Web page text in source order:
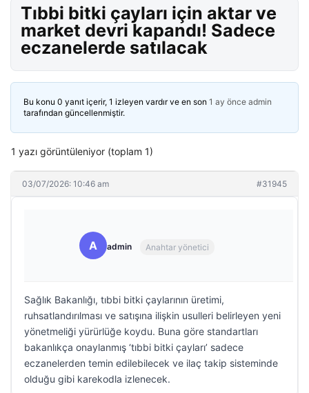
Tıbbi bitki çayları için aktar ve
market devri kapandı! Sadece
eczanelerde satılacak
Bu konu 0 yanıt içerir, 1 izleyen vardır ve en son 1 ay önce admin
tarafından güncellenmiştir.
1 yazı görüntüleniyor (toplam 1)
03/07/2026: 10:46 am #31945
A admin Anahtar yönetici
Sağlık Bakanlığı, tıbbi bitki çaylarının üretimi,
ruhsatlandırılması ve satışına ilişkin usulleri belirleyen yeni
yönetmeliği yürürlüğe koydu. Buna göre standartları
bakanlıkça onaylanmış ‘tıbbi bitki çayları’ sadece
eczanelerden temin edilebilecek ve ilaç takip sisteminde
olduğu gibi karekodla izlenecek.